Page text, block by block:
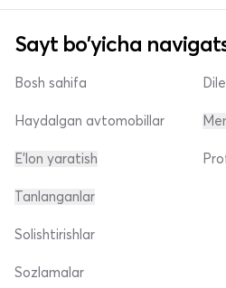
Sayt bo'yicha
Bosh sahifa
Haydalgan avtomobillar
E'lon yaratish
Tanlanganlar
Solishtirishlar
Sozlamalar